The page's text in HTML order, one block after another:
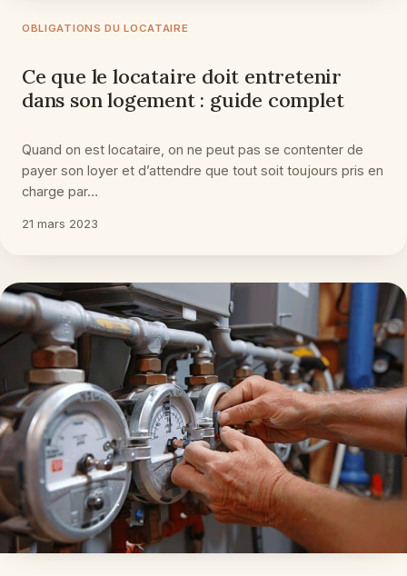
OBLIGATIONS DU LOCATAIRE
Ce que le locataire doit entretenir
dans son logement : guide complet
Quand on est locataire, on ne peut pas se contenter de
payer son loyer et d’attendre que tout soit toujours pris en
charge par…
21 mars 2023